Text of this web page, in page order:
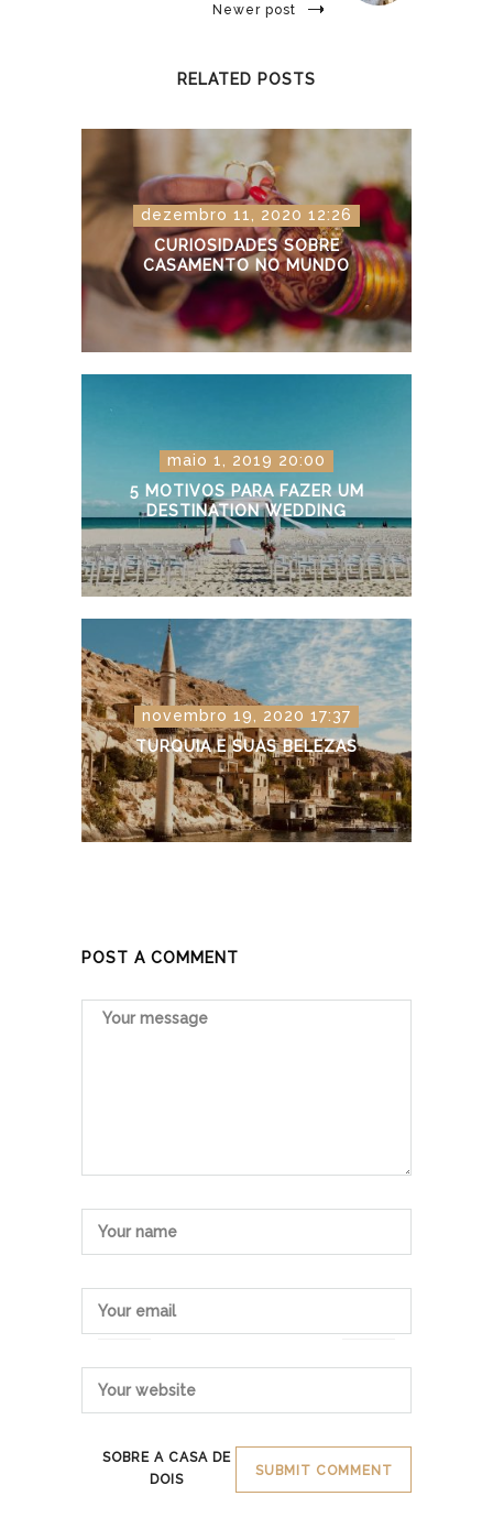
Newer post
RELATED POSTS
dezembro 11, 2020 12:26
CURIOSIDADES SOBRE
CASAMENTO NO MUNDO
maio 1, 2019 20:00
5 MOTIVOS PARA FAZER UM
DESTINATION WEDDING
novembro 19, 2020 17:37
TURQUIA E SUAS BELEZAS
POST A COMMENT
SOBRE A CASA DE
DOIS